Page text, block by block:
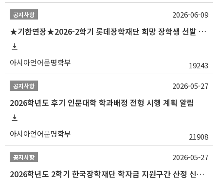
공지사항
★기한연장★2026-2학기 롯데장학재단 희망 장학생 선발 안내(~6/15
아시아언어문명학부 19243
2026-06-09
공지사항
2026학년도 후기 인문대학 학과배정 전형 시행 계획 알림
아시아언어문명학부 21908
2026-05-27
공지사항
2026학년도 2학기 한국장학재단 학자금 지원구간 산정 신청 안내
2026-05-27